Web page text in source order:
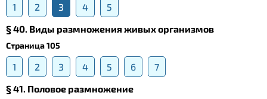
1 2 3 4
5
§ 40. Виды размножения живых организмов
Страница 105
1 2 3 4 5 6
7
§ 41. Половое размножение